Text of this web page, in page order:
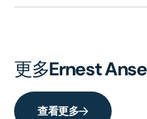
更多Ernest
查看更多